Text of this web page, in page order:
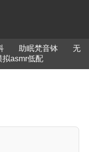
助眠梵音钵
无
拟asmr低配